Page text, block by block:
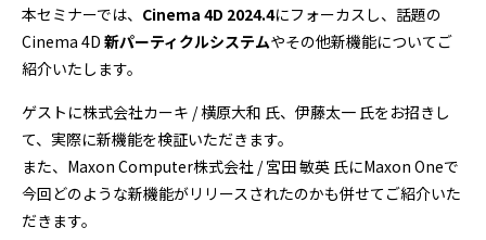
本セミナーでは、 Cinema 4D 2024.4にフォーカスし、話題の
Cinema 4D 新パーティクルシステムやその他新機能についてご
紹介いたします。
ゲストに株式会社カーキ / 横原大和 氏、伊藤太一 氏をお招きし
て、実際に新機能を検証いただきます。
また、Maxon Computer株式会社 / 宮田 敏英 氏にMaxon Oneで
今回どのような新機能がリリースされたのかも併せてご紹介いた
だきます。